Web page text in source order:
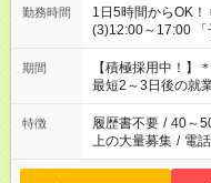
勤務時間
1日5時間からOK！ ■シフト例 (1)8:00～13:00 (2)10:00～15:00
(3)12:00～17:00 「子どもたちが学校に行く間だけ働きたい」
「余裕を持って夕
はプライベートの
いね。 ※Wワーク希望の方へ 今ご覧のお仕事で希望する勤務時
間と、もう1つの
場合は応募できま
期間
【積極採用中！】
最短2～3日後の就
特徴 履歴書不要 / 40～
上の大量募集 / 電